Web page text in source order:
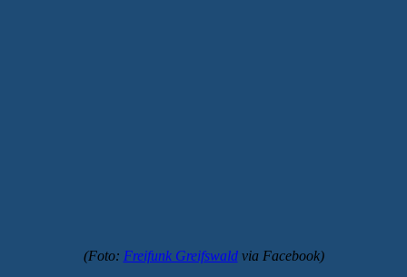
(Foto: Freifunk Greifswaldvia Facebook)